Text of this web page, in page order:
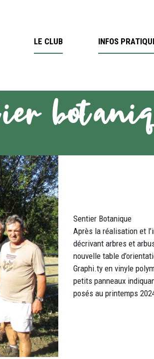
LE CLUB INFOS
Sentier Botanique
Après la réalisation et
décrivant arbres et
nouvelle table
Graphi.ty en vinyle
petits panneaux
posés au printemps